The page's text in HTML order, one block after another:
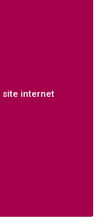
site internet